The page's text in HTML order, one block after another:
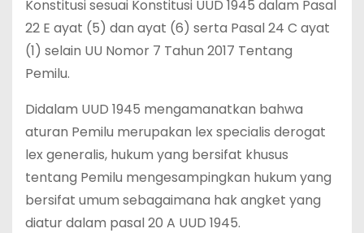
Konstitusi sesuai Konstitusi UUD 1945 dalam Pasal
22 E ayat (5) dan ayat (6) serta Pasal 24 C ayat
(1) selain UU Nomor 7 Tahun 2017 Tentang
Pemilu.
Didalam UUD 1945 mengamanatkan bahwa
aturan Pemilu merupakan lex specialis derogat
lex generalis, hukum yang bersifat khusus
tentang Pemilu mengesampingkan hukum yang
bersifat umum sebagaimana hak angket yang
diatur dalam pasal 20 A UUD 1945.